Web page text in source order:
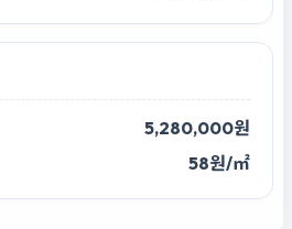
5,280,000원
58원/㎡